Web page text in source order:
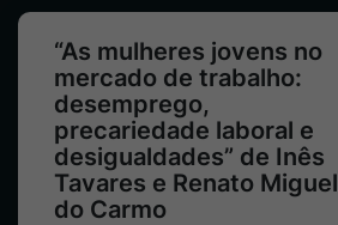
“As mulheres jovens no
mercado de trabalho:
desemprego,
precariedade laboral e
desigualdades” de Inês
Tavares e Renato Miguel
do Carmo